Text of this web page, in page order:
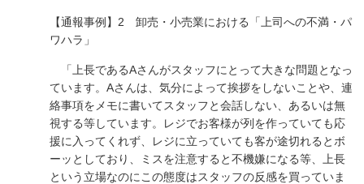
【通報事例】2 卸売・小売業における「上司への不満・パ
ワハラ」
「上長であるAさんがスタッフにとって大きな問題となっ
ています。Aさんは、気分によって挨拶をしないことや、連
絡事項をメモに書いてスタッフと会話しない、あるいは無
視する等しています。レジでお客様が列を作っていても応
援に入ってくれず、レジに立っていても客が途切れるとボ
ーッとしており、ミスを注意すると不機嫌になる等、上長
という立場なのにこの態度はスタッフの反感を買っていま